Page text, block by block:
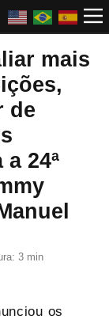
mais
de
24ª
3 min
os